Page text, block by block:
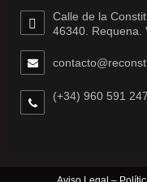
Calle de la
46340. Requena.
(+34) 960 591 247